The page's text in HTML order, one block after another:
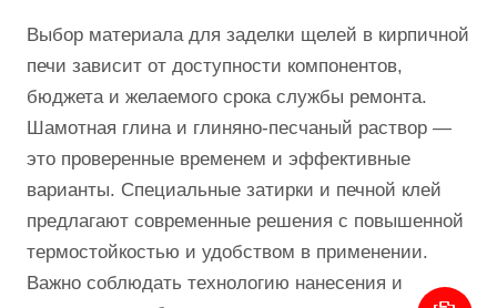
Выбор материала для заделки щелей в кирпичной
печи зависит от доступности компонентов,
бюджета и желаемого срока службы ремонта.
Шамотная глина и глиняно-песчаный раствор —
это проверенные временем и эффективные
варианты. Специальные затирки и печной клей
предлагают современные решения с повышенной
термостойкостью и удобством в применении.
Важно соблюдать технологию нанесения и